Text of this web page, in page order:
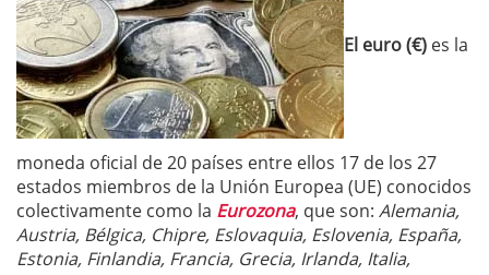
El euro (€) es la
moneda oficial de 20 países entre ellos 17 de los 27
estados miembros de la Unión Europea (UE) conocidos
colectivamente como la Eurozona, que son: Alemania,
Austria, Bélgica, Chipre, Eslovaquia, Eslovenia, España,
Estonia, Finlandia, Francia, Grecia, Irlanda, Italia,